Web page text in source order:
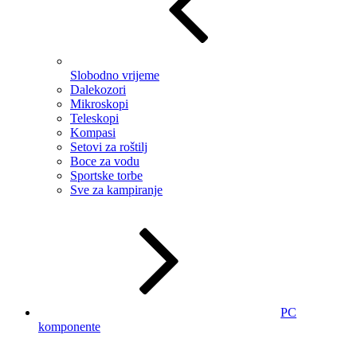
Slobodno vrijeme
Dalekozori
Mikroskopi
Teleskopi
Kompasi
Setovi za roštilj
Boce za vodu
Sportske torbe
Sve za kampiranje
PC
komponente